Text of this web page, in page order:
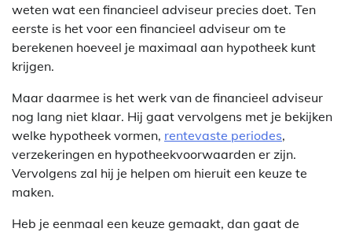
weten wat een financieel adviseur precies doet. Ten
eerste is het voor een financieel adviseur om te
berekenen hoeveel je maximaal aan hypotheek kunt
krijgen.
Maar daarmee is het werk van de financieel adviseur
nog lang niet klaar. Hij gaat vervolgens met je bekijken
welke hypotheek vormen, rentevaste periodes,
verzekeringen en hypotheekvoorwaarden er zijn.
Vervolgens zal hij je helpen om hieruit een keuze te
maken.
Heb je eenmaal een keuze gemaakt, dan gaat de